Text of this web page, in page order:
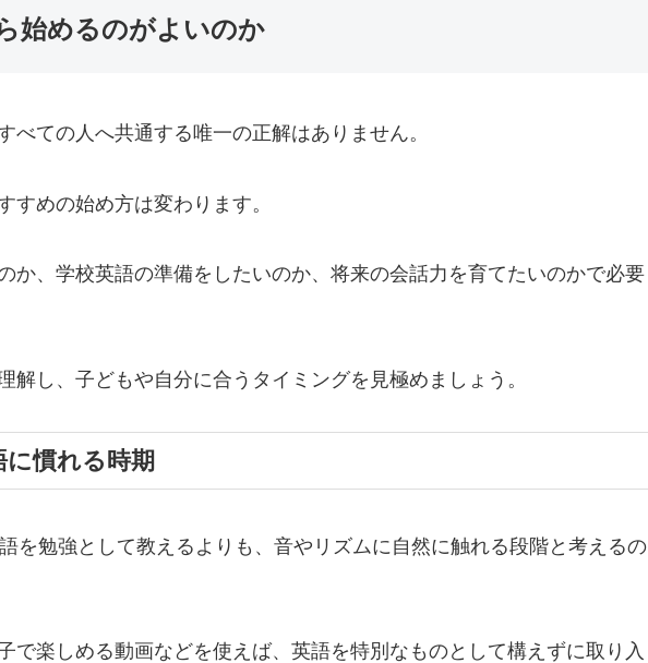
始めるのがよいのか
べての人へ共通する唯一の正解はありません。
すめの始め方は変わります。
か、学校英語の準備をしたいのか、将来の会話力を育てたいのかで必要
解し、子どもや自分に合うタイミングを見極めましょう。
慣れる時期
を勉強として教えるよりも、音やリズムに自然に触れる段階と考えるの
で楽しめる動画などを使えば、英語を特別なものとして構えずに取り入